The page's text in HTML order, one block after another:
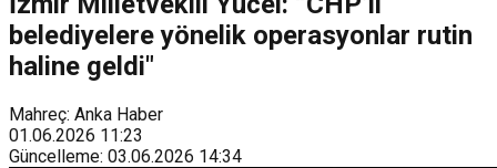
belediyelere yönelik operasyonlar rutin
haline geldi"
Mahreç: Anka Haber
01.06.2026 11:23
Güncelleme: 03.06.2026 14:34